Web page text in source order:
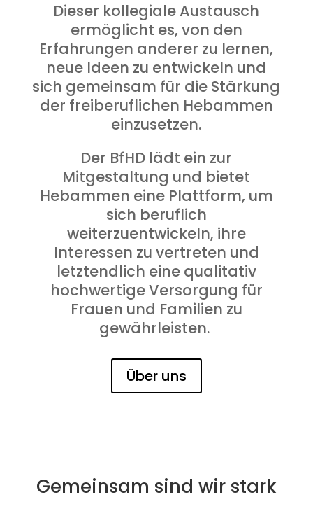
Dieser kollegiale Austausch
ermöglicht es, von den
Erfahrungen anderer zu lernen,
neue Ideen zu entwickeln und
sich gemeinsam für die Stärkung
der freiberuflichen Hebammen
einzusetzen.
Der BfHD lädt ein zur
Mitgestaltung und bietet
Hebammen eine Plattform, um
sich beruflich
weiterzuentwickeln, ihre
Interessen zu vertreten und
letztendlich eine qualitativ
hochwertige Versorgung für
Frauen und Familien zu
gewährleisten.
Über uns
Gemeinsam sind wir stark